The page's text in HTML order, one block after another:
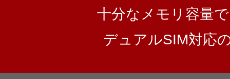
十分なメモリ容量
デュアルSIM対応